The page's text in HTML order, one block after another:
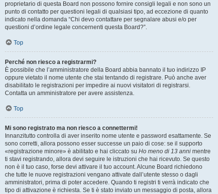
proprietario di questa Board non possono fornire consigli legali e non sono un
punto di contatto per questioni legali di qualsiasi tipo, ad eccezione di quanto
indicato nella domanda “Chi devo contattare per segnalare abusi e/o per
questioni d’ordine legale concernenti questa Board?”.
Top
Perché non riesco a registrarmi?
È possibile che l’amministratore della Board abbia bannato il tuo indirizzo IP
oppure vietato il nome utente che stai tentando di registrare. Può anche aver
disabilitato le registrazioni per impedire ai nuovi visitatori di registrarsi.
Contatta un amministratore per avere assistenza.
Top
Mi sono registrato ma non riesco a connettermi!
Innanzitutto controlla di aver inserito nome utente e password esattamente. Se
sono corretti, allora possono esser successe un paio di cose: se il supporto
«registrazione minore» è abilitato e hai cliccato su Ho meno di 13 anni mentre
ti stavi registrando, allora devi seguire le istruzioni che hai ricevuto. Se questo
non è il tuo caso, forse devi attivare il tuo account. Alcune Board richiedono
che tutte le nuove registrazioni vengano attivate dall’utente stesso o dagli
amministratori, prima di poter accedere. Quando ti registri ti verrà indicato che
tipo di attivazione è richiesta. Se ti è stato inviato un messaggio di posta, allora